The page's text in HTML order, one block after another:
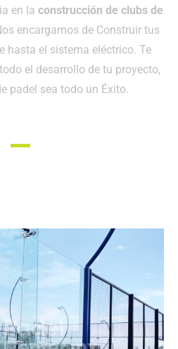
en la construcción de clubs de
encargamos de Construir tus
hasta el sistema eléctrico. Te
el desarrollo de tu proyecto,
padel sea todo un Éxito.